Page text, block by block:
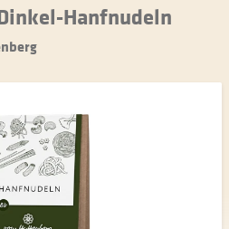
Hanfnudeln